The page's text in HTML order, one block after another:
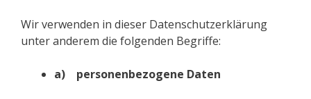
Wir verwenden in dieser Datenschutzerklärung
unter anderem die folgenden Begriffe:
a) personenbezogene Daten